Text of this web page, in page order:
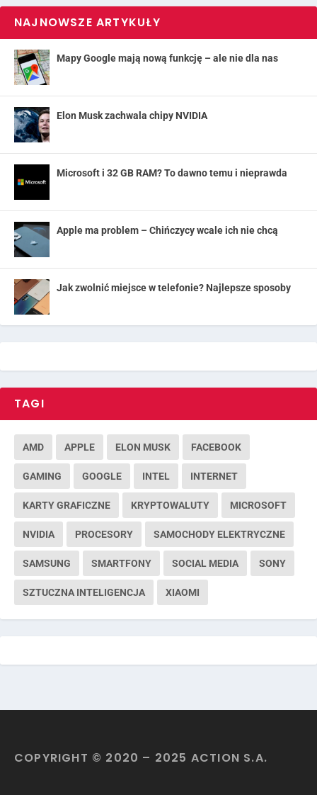
NAJNOWSZE ARTYKUŁY
Mapy Google mają nową funkcję – ale nie dla nas
Elon Musk zachwala chipy NVIDIA
Microsoft i 32 GB RAM? To dawno temu i nieprawda
Apple ma problem – Chińczycy wcale ich nie chcą
Jak zwolnić miejsce w telefonie? Najlepsze sposoby
TAGI
AMD APPLE ELON MUSK FACEBOOK
GAMING GOOGLE INTEL INTERNET
KARTY GRAFICZNE KRYPTOWALUTY MICROSOFT
NVIDIA PROCESORY SAMOCHODY ELEKTRYCZNE
SAMSUNG SMARTFONY SOCIAL MEDIA SONY
SZTUCZNA INTELIGENCJA XIAOMI
COPYRIGHT © 2020 – 2025 ACTION S.A.